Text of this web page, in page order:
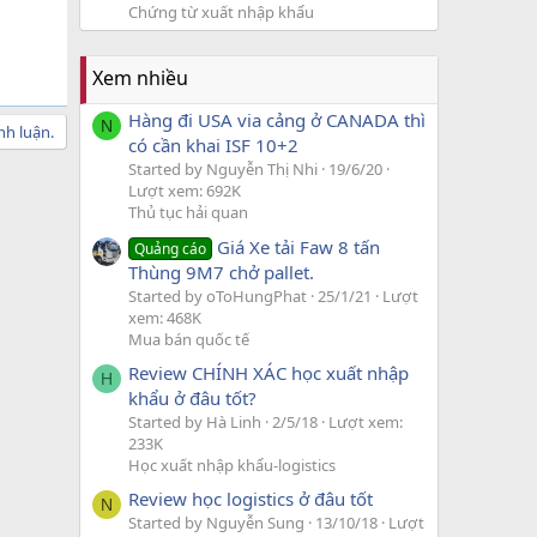
luận.
Chứng từ xuất nhập khẩu
Xem nhiều
N
Hàng đi USA via cảng ở CANADA thì
có cần khai ISF 10+2
Started by Nguyễn Thị Nhi 19/6/20
Lượt xem: 692K
Thủ tục hải quan
Quảng cáo Giá Xe tải Faw 8 tấn
Thùng 9M7 chở pallet.
Started by oToHungPhat 25/1/21
Lượt
xem: 468K
Mua bán quốc tế
H
Review CHÍNH XÁC học xuất nhập
khẩu ở đâu tốt?
Started by Hà Linh 2/5/18 Lượt xem:
233K
Học xuất nhập khẩu-logistics
N Review học logistics ở đâu tốt
Started by Nguyễn Sung 13/10/18 Lượt